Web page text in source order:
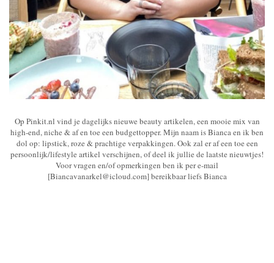
Op Pinkit.nl vind je dagelijks nieuwe beauty artikelen, een mooie mix van
high-end, niche & af en toe een budgettopper. Mijn naam is Bianca en ik ben
dol op: lipstick, roze & prachtige verpakkingen. Ook zal er af een toe een
persoonlijk/lifestyle artikel verschijnen, of deel ik jullie de laatste nieuwtjes!
Voor vragen en/of opmerkingen ben ik per e-mail
[Biancavanarkel@icloud.com] bereikbaar liefs Bianca